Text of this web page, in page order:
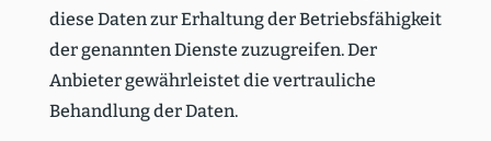
diese Daten zur Erhaltung der Betriebs­fä­higkeit
der genannten Dienste zuzugreifen. Der
Anbieter gewähr­leistet die vertrau­liche
Behandlung der Daten.